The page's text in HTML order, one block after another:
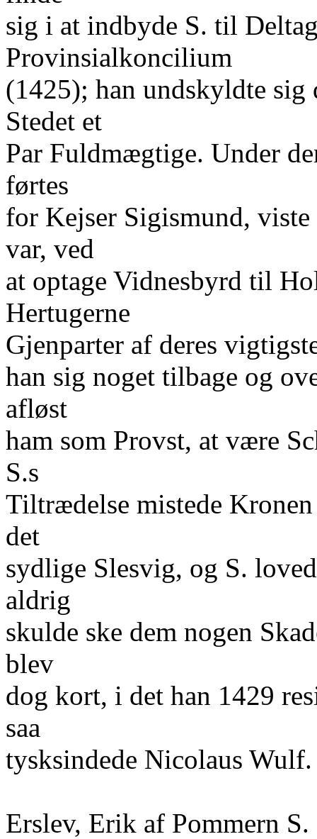
sig i at indbyde S. til
Provinsialkoncilium
(1425); han undskyldte sig
Stedet et
Par Fuldmægtige. Under
førtes
for Kejser Sigismund,
var, ved
at optage Vidnesbyrd til
Hertugerne
Gjenparter af deres
han sig noget tilbage og
afløst
ham som Provst, at være
S.s
Tiltrædelse mistede
det
sydlige Slesvig, og S.
aldrig
skulde ske dem nogen
blev
dog kort, i det han 1429
saa
tysksindede Nicolaus Wulf.
Erslev, Erik af Pommern